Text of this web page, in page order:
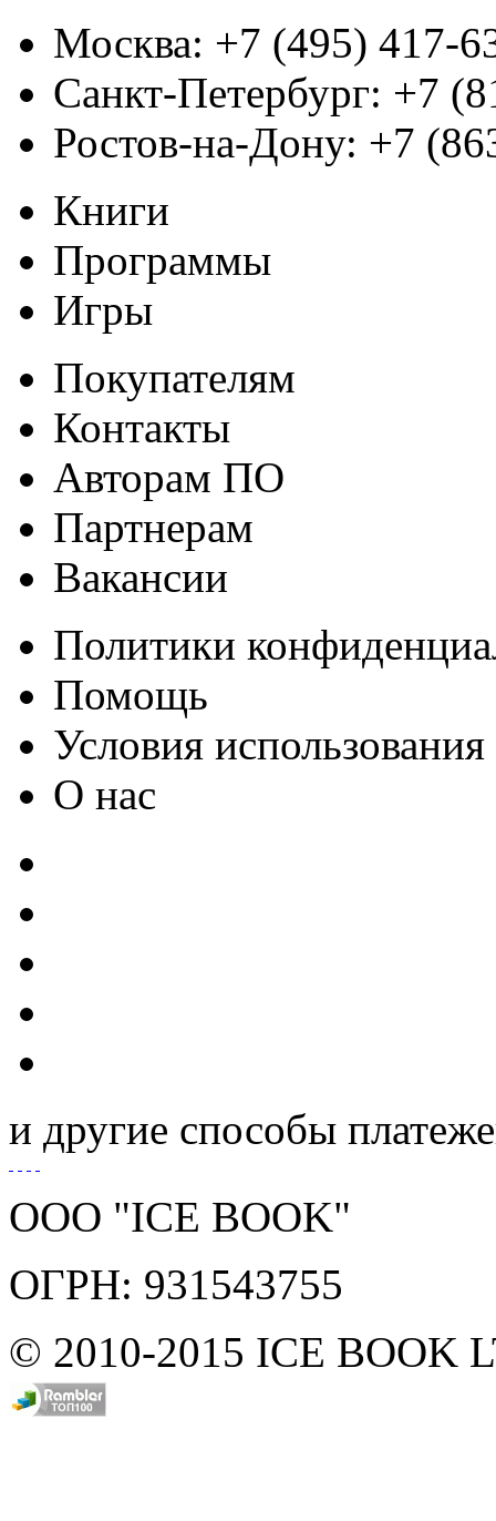
Москва: +7 (495) 417-
Санкт-Петербург: +7
Ростов-на-Дону: +7
Книги
Программы
Игры
Покупателям
Контакты
Авторам ПО
Партнерам
Вакансии
Политики
Помощь
Условия использования
О нас
и другие способы
ООО "ICE BOOK"
ОГРН: 931543755
© 2010-2015 ICE BOOK